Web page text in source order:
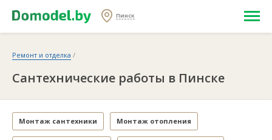
Пинск
Ремонт и отделка /
Сантехнические работы в Пинске
Монтаж сантехники Монтаж отопления